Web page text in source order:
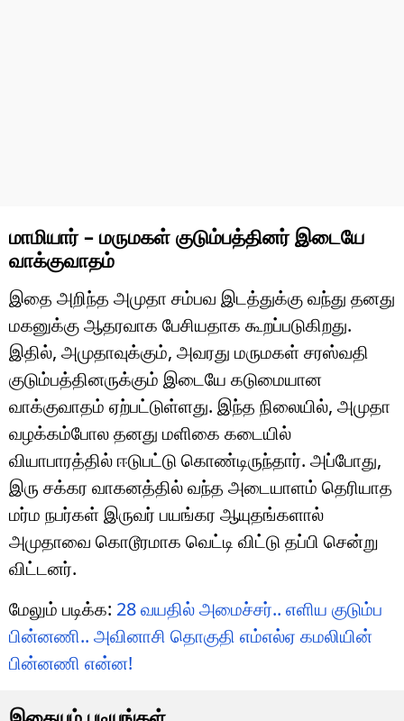
மாமியார் – மருமகள் குடும்பத்தினர் இடையே
வாக்குவாதம்
இதை அறிந்த அமுதா சம்பவ இடத்துக்கு வந்து தனது
மகனுக்கு ஆதரவாக பேசியதாக கூறப்படுகிறது.
இதில், அமுதாவுக்கும், அவரது மருமகள் சரஸ்வதி
குடும்பத்தினருக்கும் இடையே கடுமையான
வாக்குவாதம் ஏற்பட்டுள்ளது. இந்த நிலையில், அமுதா
வழக்கம்போல தனது மளிகை கடையில்
வியாபாரத்தில் ஈடுபட்டு கொண்டிருந்தார். அப்போது,
இரு சக்கர வாகனத்தில் வந்த அடையாளம் தெரியாத
மர்ம நபர்கள் இருவர் பயங்கர ஆயுதங்களால்
அமுதாவை கொடூரமாக வெட்டி விட்டு தப்பி சென்று
விட்டனர்.
மேலும் படிக்க: 28 வயதில் அமைச்சர்.. எளிய குடும்ப
பின்னணி.. அவினாசி தொகுதி எம்எல்ஏ கமலியின்
பின்னணி என்ன!